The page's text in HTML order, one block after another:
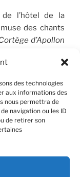
des technologies
aux informations des
nous permettra de
navigation ou les ID
de retirer son
l’hôtel de la
des chants
d’Apollon
FSP/OLG